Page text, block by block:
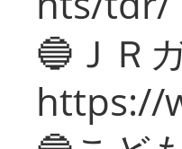
🔵ＪＲ
https://